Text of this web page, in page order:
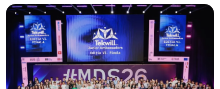
Ambassadors”